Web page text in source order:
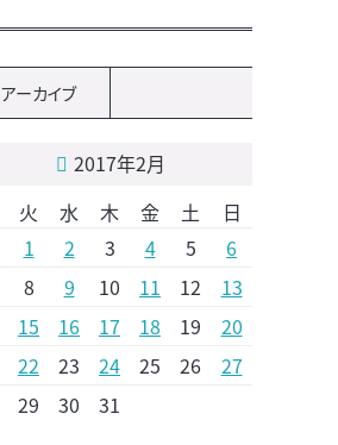
アーカイブ
2017年2月
火 水 木 金 土
日
1
2 3 4 5
6
8 9 10 11 12
13
15 16 17 18 19
20
22 23 24 25 26
27
29 30
31